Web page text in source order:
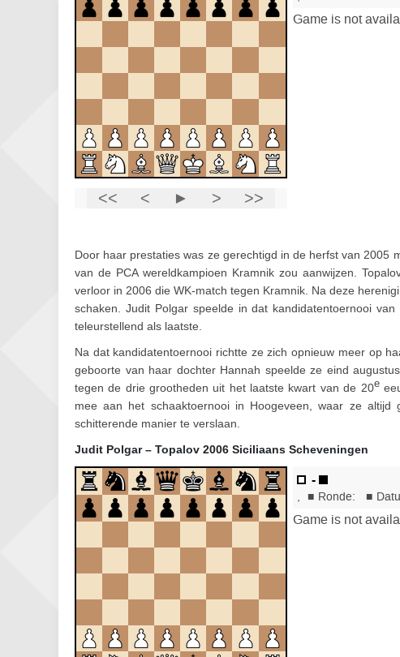
Door haar prestaties was ze gerechtigd in de herfst van
van de PCA wereldkampioen Kramnik zou aanwijzen.
verloor in 2006 die WK-match tegen Kramnik. Na deze
schaken. Judit Polgar speelde in dat kandidatentoernooi
teleurstellend als laatste.
Na dat kandidatentoernooi richtte ze zich opnieuw meer op
geboorte van haar dochter Hannah speelde ze eind
tegen de drie grootheden uit het laatste kwart van de 20e
mee aan het schaaktoernooi in Hoogeveen, waar ze
schitterende manier te verslaan.
Judit Polgar – Topalov 2006 Siciliaans Scheveningen